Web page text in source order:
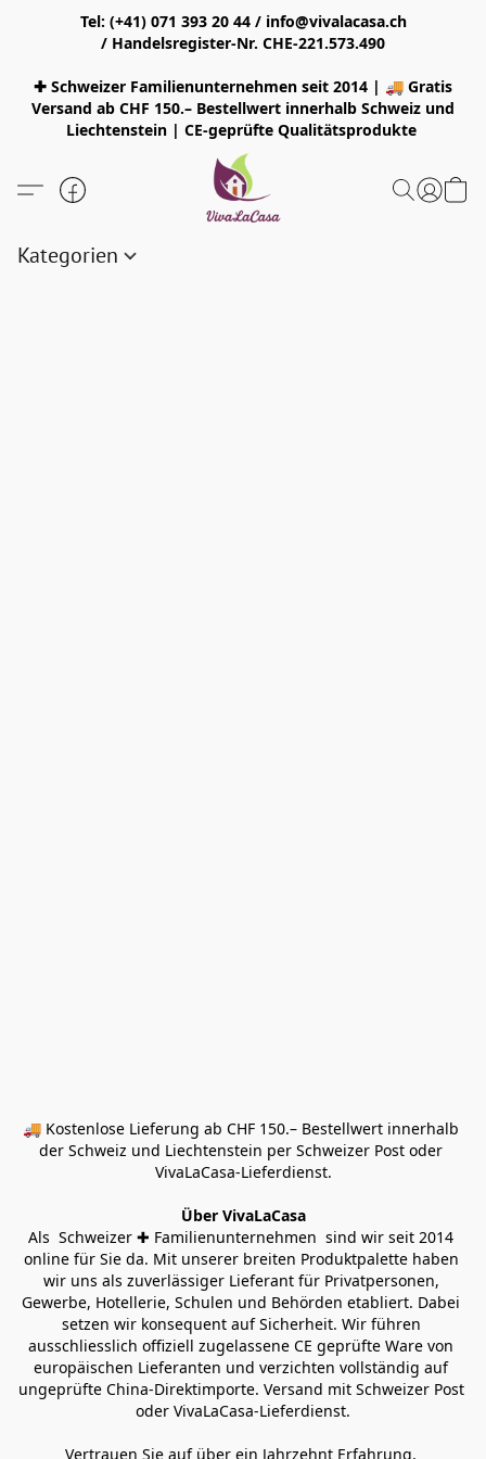
Tel: (+41) 071 393 20 44 / info@vivalacasa.ch
/ Handelsregister-Nr. CHE-221.573.490
✚ Schweizer Familienunternehmen seit 2014 | 🚚 Gratis
Versand ab CHF 150.– Bestellwert innerhalb Schweiz und
Liechtenstein | CE-geprüfte Qualitätsprodukte
Kategorien
🚚 Kostenlose Lieferung ab CHF 150.– Bestellwert innerhalb
der Schweiz und Liechtenstein per Schweizer Post oder
VivaLaCasa-Lieferdienst.
Über VivaLaCasa
Als  Schweizer ✚ Familienunternehmen  sind wir seit 2014
online für Sie da. Mit unserer breiten Produktpalette haben
wir uns als zuverlässiger Lieferant für Privatpersonen,
Gewerbe, Hotellerie, Schulen und Behörden etabliert. Dabei
setzen wir konsequent auf Sicherheit. Wir führen
ausschliesslich offiziell zugelassene CE geprüfte Ware von
europäischen Lieferanten und verzichten vollständig auf
ungeprüfte China-Direktimporte. Versand mit Schweizer Post
oder VivaLaCasa-Lieferdienst.
Vertrauen Sie auf über ein Jahrzehnt Erfahrung,